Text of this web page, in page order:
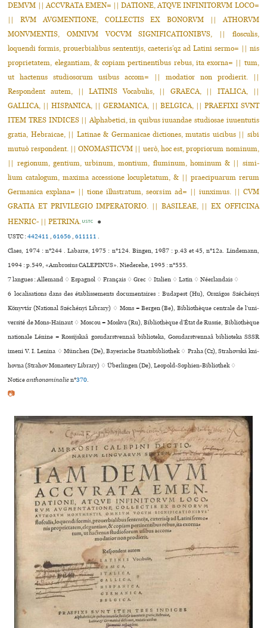
DEMVM || ACCVRATA EMEN= || DATIONE, ATQVE INFINITORVM LOCO=
|| RVM AVGMENTIONE, COLLECTIS EX BONORVM || ATHORVM
MONVMENTIS, OMNIVM VOCVM SIGNIFICATIONIBVS, || flos­cu­lis,
loquendi formis, prouer­bia­li­bus sen­ten­tijs, cae­te­ris’qz ad Latini sermo= || nis
pro­prie­ta­tem, ele­gan­tiam, & copiam per­ti­nen­ti­bus rebus, ita exorna= || tum,
ut hac­te­nus stu­dio­so­rum usibus accom= || moda­tior non pro­die­rit. ||
Respondent autem, || LATINIS Vocabulis, || GRAECA, || ITALICA, ||
GALLICA, || HISPANICA, || GERMANICA, || BELGICA, || PRAEFIXI SVNT
ITEM TRES INDICES || Alphabetici, in quibus iuuan­dae stu­dio­sae iuuen­tu­tis
gratia, Hebraicae, || Latinae & Germanicae dic­tio­nes, muta­tis uici­bus || sibi
mutuò res­pon­dent. || ONOMASTICVM || uerò, hoc est, pro­prio­rum nomi­num,
|| regio­num, gen­tium, urbi­num, mon­tium, flu­mi­num, homi­num & || simi­
lium cata­lo­gum, maxima acces­sione locu­ple­ta­tum, & || prae­ci­pua­rum rerum
Germanica explana= || tione illus­tra­tum, seor­sim ad= || iun­xi­mus. || CVM
GRATIA ET PRIVILEGIO IMPERATORIO. || BASILEAE, || EX OFFICINA
HENRIC- || PETRINA. USTC ●
USTC :442411,61656,611111.
Claes, 1974 : n°244 . Labarre, 1975 : n°124. Bingen, 1987 : p.43 et 45, n°12a. Lindemann,
1994 : p.549, «Ambrosius CALEPINUS». Niederehe, 1995 : n°555.
7 langues :Allemand ♢Espagnol ♢Français ♢Grec ♢Italien ♢Latin ♢Néerlandais ♢
6 localisations dans des établissements documentaires : Budapest (Hu), Országos Széchényi
Könyvtár (National Széchényi Library) ♢ Mons = Bergen (Be), Bibliothèque cen­trale de l’uni­
ver­sité de Mons-Hainaut ♢ Moscou = Moskva (Ru), Bibliothèque d’État de Russie, Bibliothèque
nationale Lénine = Rossijskaâ gosudarstvennaâ biblioteka, Gosudarstvennaâ biblioteka SSSR
imeni V. I. Lenina ♢ München (De), Bayerische Staatsbibliothek ♢ Praha (Cz), Strahovská kni­
hovna (Strahov Monastery Library) ♢ Überlingen (De), Leopold-Sophien-Bibliothek ♢
Noticeanthonominalien°370.
📷